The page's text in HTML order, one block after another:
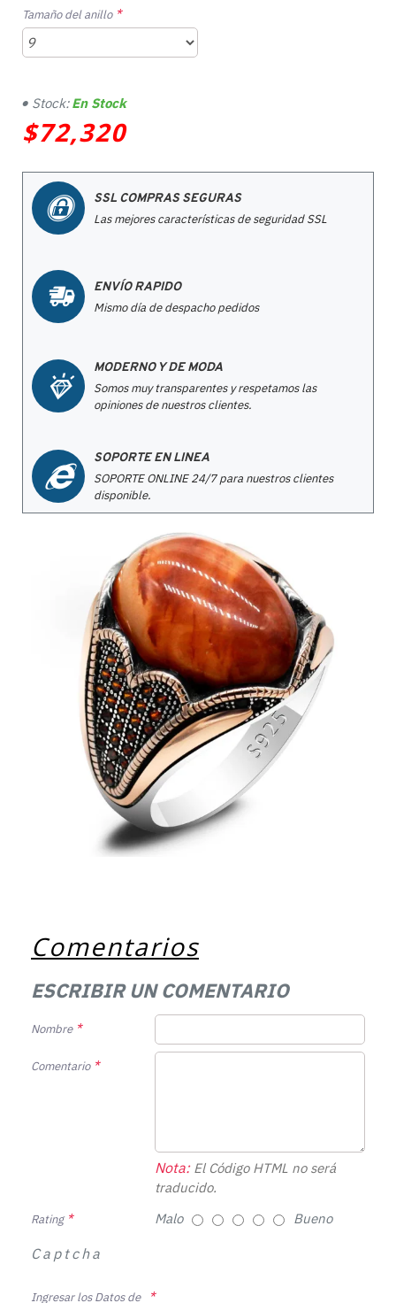
$72,320
Stock: En Stock
Tamaño del anillo
SSL COMPRAS SEGURAS
Las mejores características de seguridad SSL
ENVÍO RAPIDO
Mismo día de despacho pedidos
MODERNO Y DE MODA
Somos muy transparentes y respetamos las
opiniones de nuestros clientes.
SOPORTE EN LINEA
SOPORTE ONLINE 24/7 para nuestros clientes
disponible.
Comentarios
ESCRIBIR UN COMENTARIO
Nombre
Comentario
Nota:El Código HTML no será
traducido.
Rating Malo Bueno
Captcha
Ingresar los Datos de